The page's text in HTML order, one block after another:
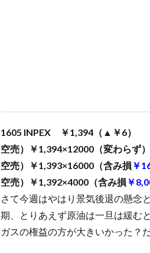
1605 INPEX ￥1,394（▲￥6）
空売）￥1,394×12000（変わらず）
空売）￥1,393×16000（含み損 ￥
空売）￥1,392×4000（含み損 ￥
さて今週はやはり景気後退の懸念
期、とりあえず原油は一旦は緩む
ガスの権益の方が大きいかった？